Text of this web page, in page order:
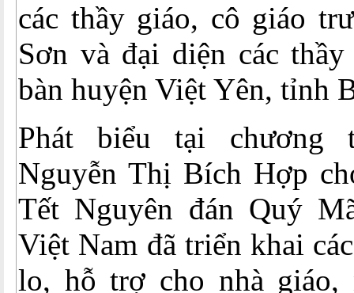
các thầy giáo, cô giáo
Sơn và đại diện các
bàn huyện Việt Yên, tỉnh
Phát biểu tại chương
Nguyễn Thị Bích Hợp
Tết Nguyên đán Quý
Việt Nam đã triển khai
lo, hỗ trợ cho nhà giáo,